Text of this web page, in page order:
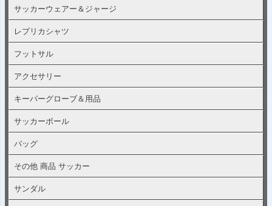
サッカーウェアー＆ジャージ
レプリカシャツ
フットサル
アクセサリー
キーパーグローブ＆用品
サッカーボール
バッグ
その他 商品 サッカー
サンダル